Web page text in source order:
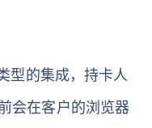
型的集成，持卡人
会在客户的浏览器